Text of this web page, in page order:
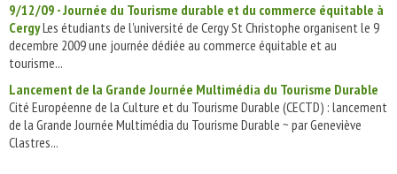
9/12/09 - Journée du Tourisme durable et du commerce équitable à
CergyLes étudiants de l'université de Cergy St Christophe organisent le 9
decembre 2009 une journée dédiée au commerce équitable et au
tourisme...
Lancement de la Grande Journée Multimédia du Tourisme Durable
Cité Européenne de la Culture et du Tourisme Durable (CECTD) : lancement
de la Grande Journée Multimédia du Tourisme Durable ~ par Geneviève
Clastres...